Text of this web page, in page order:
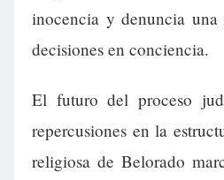
inocencia y denuncia una
decisiones en conciencia.
El futuro del proceso
repercusiones en la
religiosa de Belorado